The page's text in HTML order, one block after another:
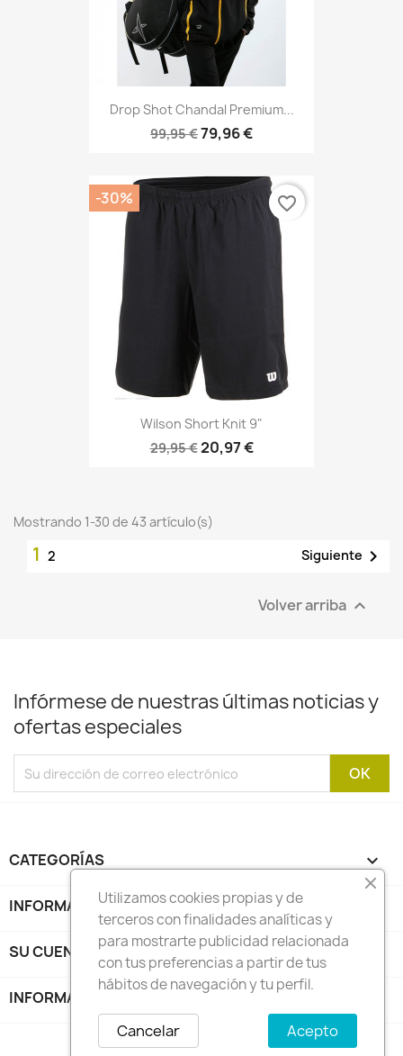
Drop Shot Chandal Premium...
99,95 €79,96 €
Wilson Short Knit 9"
29,95 €20,97 €
-30% favorite_border
Mostrando 1-30 de 43 artículo(s)
1 2 Siguiente 
Volver arriba 
Infórmese de nuestras últimas noticias y
ofertas especiales
CATEGORÍAS 
INFORMACIÓN
SU CUENTA
INFORMACIÓN DE LA TIENDA
Utilizamos cookies propias y de
terceros con finalidades analíticas y
para mostrarte publicidad relacionada
con tus preferencias a partir de tus
hábitos de navegación y tu perfil.
Acepto
Cancelar